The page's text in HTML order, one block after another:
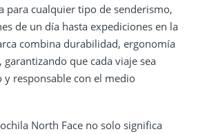
para cualquier tipo de senderismo,
de un día hasta expediciones en la
combina durabilidad, ergonomía
que cada viaje sea
y responsable con el medio
North Face no solo significa